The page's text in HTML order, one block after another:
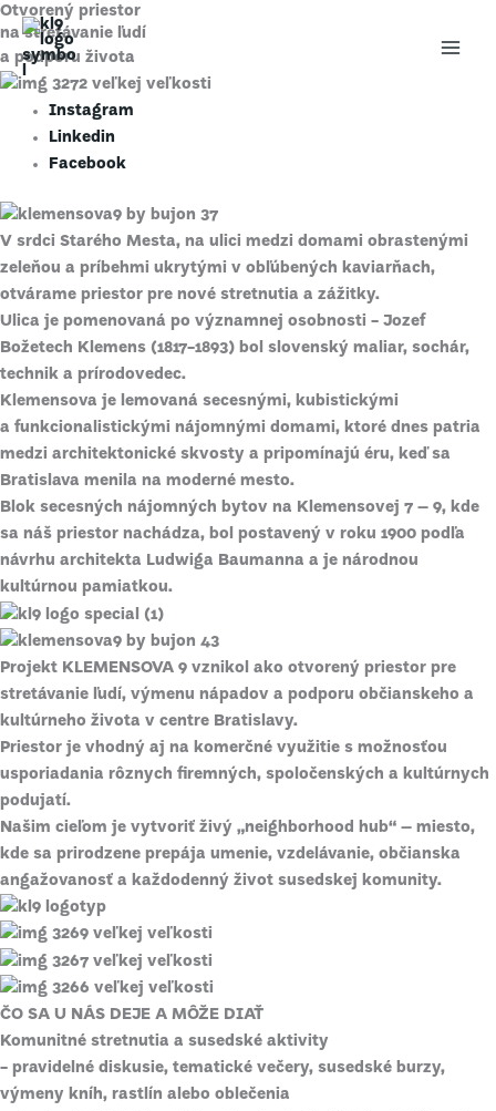
Preskočiť
na
obsah
Otvorený priestor
na stretávanie ľudí
a podporu života
Instagram
Linkedin
Facebook
V srdci Starého Mesta, na ulici medzi domami obrastenými
zeleňou a príbehmi ukrytými v obľúbených kaviarňach,
otvárame priestor pre nové stretnutia a zážitky.
Ulica je pomenovaná po významnej osobnosti - Jozef
Božetech Klemens (1817-1893) bol slovenský maliar, sochár,
technik a prírodovedec.
Klemensova je lemovaná secesnými, kubistickými
a funkcionalistickými nájomnými domami, ktoré dnes patria
medzi architektonické skvosty a pripomínajú éru, keď sa
Bratislava menila na moderné mesto.
Blok secesných nájomných bytov na Klemensovej 7 – 9, kde
sa náš priestor nachádza, bol postavený v roku 1900 podľa
návrhu architekta Ludwiga Baumanna a je národnou
kultúrnou pamiatkou.
Projekt KLEMENSOVA 9 vznikol ako otvorený priestor pre
stretávanie ľudí, výmenu nápadov a podporu občianskeho a
kultúrneho života v centre Bratislavy.
Priestor je vhodný aj na komerčné využitie s možnosťou
usporiadania rôznych firemných, spoločenských a kultúrnych
podujatí.
Našim cieľom je vytvoriť živý „neighborhood hub“ – miesto,
kde sa prirodzene prepája umenie, vzdelávanie, občianska
angažovanosť a každodenný život susedskej komunity.
ČO SA U NÁS DEJE A MÔŽE DIAŤ
Komunitné stretnutia a susedské aktivity
- pravidelné diskusie, tematické večery, susedské burzy,
výmeny kníh, rastlín alebo oblečenia